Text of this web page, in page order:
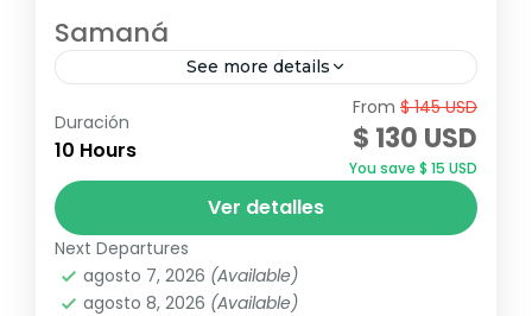
Samaná
See more details
Excursión Samana y cayó levantado.
Disfruta de un día completo lleno de
aventura, Empezando la salida desde
Bayahíbe y bavaro hacia la zona de
Miches,...
Duración
10 Hours
From $ 145 USD
$ 130 USD
You save $ 15 USD
Ver detalles
Next Departures
agosto 7, 2026 (Available)
agosto 8, 2026 (Available)